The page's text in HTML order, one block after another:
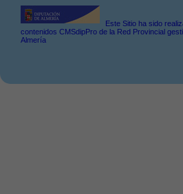
Este Sitio ha sido
contenidos CMSdipPro de la Red Provincial
Almería